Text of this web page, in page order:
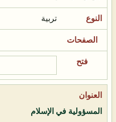
تربية
المسؤولية في الإسلام